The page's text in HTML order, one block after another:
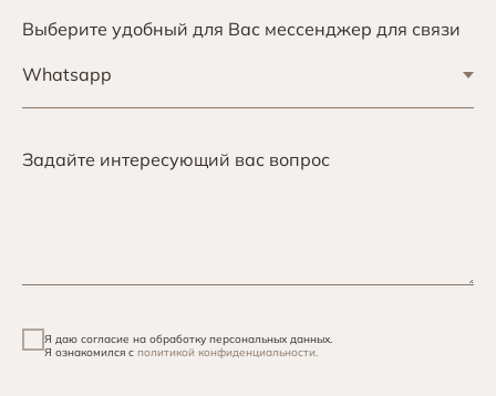
Выберите удобный для Вас мессенджер для связи
Задайте интересующий вас вопрос
Я даю согласие на обработку персональных данных.
Я ознакомился с политикой конфиденциальности.